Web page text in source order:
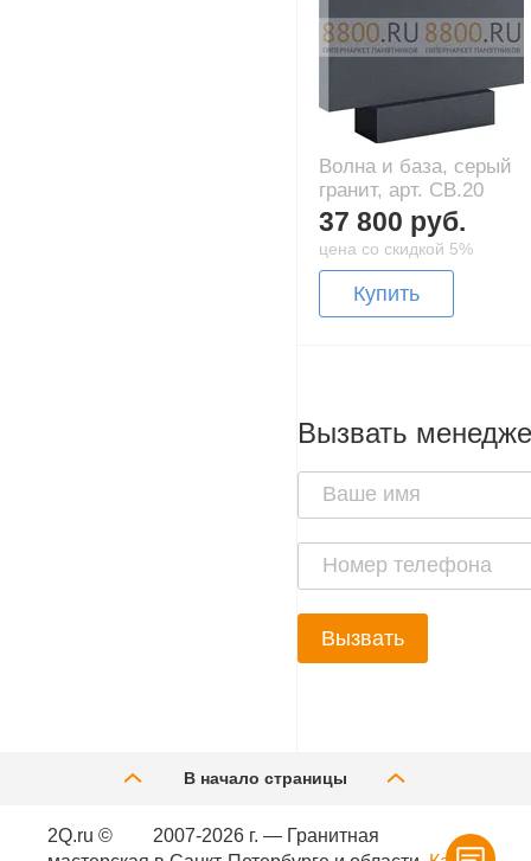
Волна и база, серый
гранит, арт. CB.20
37 800 руб.
цена со скидкой 5%
Купить
Вызвать
Вызвать
В начало страницы
2Q.ru ©
2007-2026 г. — Гранитная